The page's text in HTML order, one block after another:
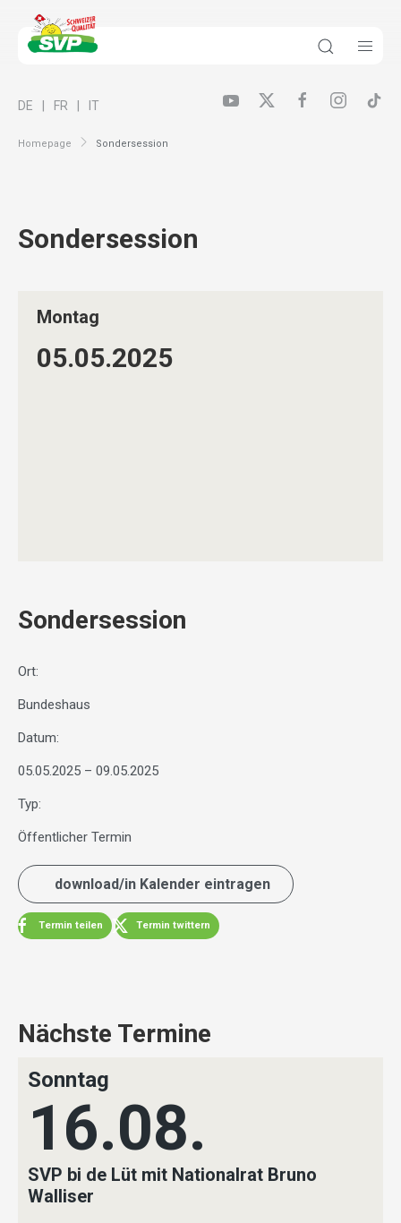
Homepage Sondersession
DE FR IT
Sondersession
Montag
05.05.2025
Sondersession
Ort:
Bundeshaus
Datum:
05.05.2025 – 09.05.2025
Typ:
Öffentlicher Termin
download/in Kalender eintragen
Termin teilen Termin twittern
Nächste Termine
Sonntag
16.08.
SVP bi de Lüt mit Nationalrat Bruno
Walliser